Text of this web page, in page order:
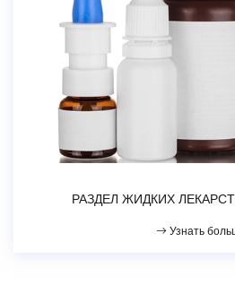
РАЗДЕЛ ЖИДКИХ
Узнать